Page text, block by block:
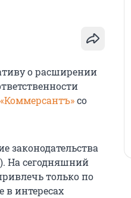
о расширении
«Коммерсантъ»со
законодательства
На сегодняшний
только по
в интересах